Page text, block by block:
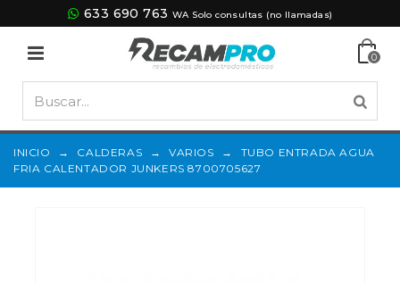
633 690 763 WA Solo consultas (no llamadas)
0
INICIO → CALDERAS → VARIOS →
TUBO ENTRADA AGUA
FRIA CALENTADOR JUNKERS 8700705627